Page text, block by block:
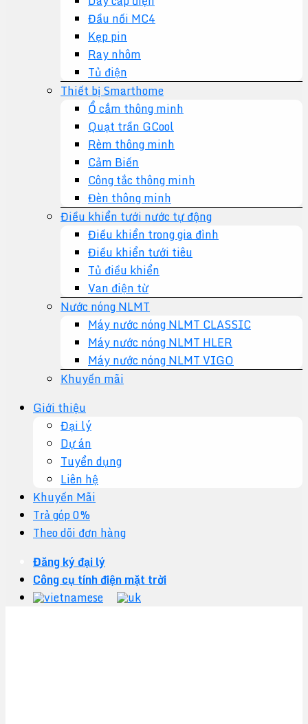
Đầu nối MC4
Kẹp pin
Ray nhôm
Tủ điện
Thiết bị Smarthome
Ổ cắm thông minh
Quạt trần GCool
Rèm thông minh
Cảm Biến
Công tắc thông minh
Đèn thông minh
Điều khiển tưới nước tự động
Điều khiển trong gia đình
Điều khiển tưới tiêu
Tủ điều khiển
Van điện từ
Nước nóng NLMT
Máy nước nóng NLMT CLASSIC
Máy nước nóng NLMT HLER
Máy nước nóng NLMT VIGO
Khuyến mãi
Giới thiệu
Đại lý
Dự án
Tuyển dụng
Liên hệ
Khuyến Mãi
Trả góp 0%
Theo dõi đơn hàng
Đăng ký đại lý
Công cụ tính điện mặt trời